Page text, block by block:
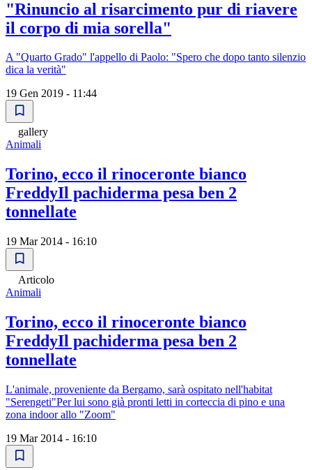
"Rinuncio al risarcimento pur di riavere
il corpo di mia sorella"
A "Quarto Grado" l'appello di Paolo: "Spero che dopo tanto silenzio
dica la verità"
19 Gen 2019 - 11:44
gallery
Animali
Torino, ecco il rinoceronte bianco
FreddyIl pachiderma pesa ben 2
tonnellate
19 Mar 2014 - 16:10
Articolo
Animali
Torino, ecco il rinoceronte bianco
FreddyIl pachiderma pesa ben 2
tonnellate
L'animale, proveniente da Bergamo, sarà ospitato nell'habitat
"Serengeti"Per lui sono già pronti letti in corteccia di pino e una
zona indoor allo "Zoom"
19 Mar 2014 - 16:10